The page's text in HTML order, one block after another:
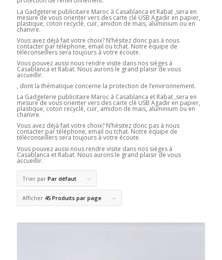
La Gadgeterie publicitaire Maroc à Casablanca et Rabat ,sera en
mesure de vous orienter vers des carte clé USB Agadir en papier,
plastique, coton recyclé, cuir, amidon de mais, aluminium ou en
chanvre.
Vous avez déjà fait votre choix? N’hésitez donc pas à nous
contacter par téléphone, email ou tchat. Notre équipe de
téléconseillers sera toujours à votre écoute.
Vous pouvez aussi nous rendre visite dans nos sièges à
Casablanca et Rabat. Nous aurons le grand plaisir de vous
accueillir.
, dont la thématique concerne la protection de l’environnement.
La Gadgeterie publicitaire Maroc à Casablanca et Rabat ,sera en
mesure de vous orienter vers des carte clé USB Agadir en papier,
plastique, coton recyclé, cuir, amidon de mais, aluminium ou en
chanvre.
Vous avez déjà fait votre choix? N’hésitez donc pas à nous
contacter par téléphone, email ou tchat. Notre équipe de
téléconseillers sera toujours à votre écoute.
Vous pouvez aussi nous rendre visite dans nos sièges à
Casablanca et Rabat. Nous aurons le grand plaisir de vous
accueillir.
Trier par Par défaut
Afficher 45 Produits par page